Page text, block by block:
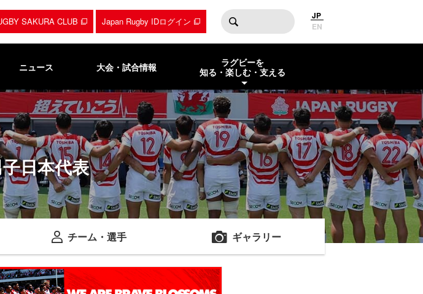
SAKURA CLUB Japan Rugby IDログイン
JP
EN
ニュース 大会・試合情報
ラグビーを
知る・楽しむ・支える
日本代表
チーム・選手 ギャラリー